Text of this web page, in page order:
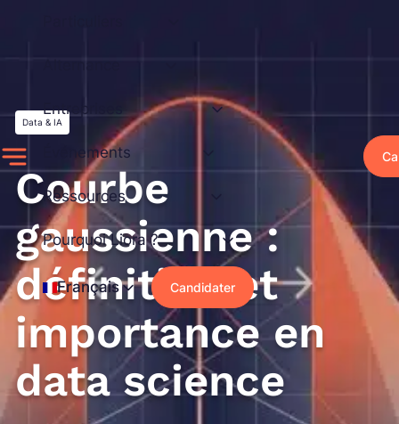
Entreprises
Événements
Ressources
Pourquoi Liora ?
Français Candidater
Data & IA
Courbe
gaussienne :
définition et
importance en
data science